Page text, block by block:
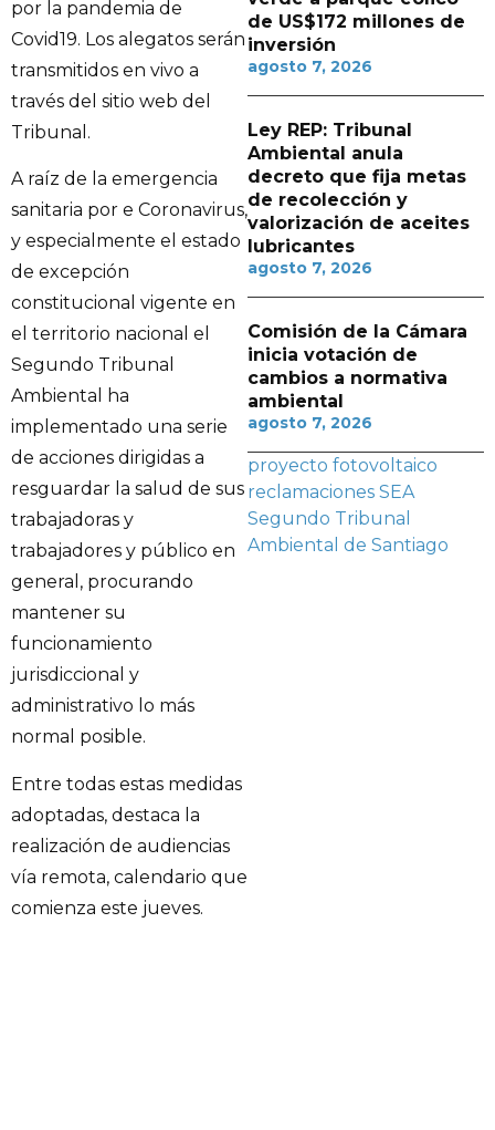
por la pandemia de
Covid19. Los alegatos serán
transmitidos en vivo a
través del sitio web del
Tribunal.
A raíz de la emergencia
sanitaria por e Coronavirus,
y especialmente el estado
de excepción
constitucional vigente en
el territorio nacional el
Segundo Tribunal
Ambiental ha
implementado una serie
de acciones dirigidas a
resguardar la salud de sus
trabajadoras y
trabajadores y público en
general, procurando
mantener su
funcionamiento
jurisdiccional y
administrativo lo más
normal posible.
Entre todas estas medidas
adoptadas, destaca la
realización de audiencias
vía remota, calendario que
comienza este jueves.
de US$172 millones de
inversión
agosto 7, 2026
Ley REP: Tribunal
Ambiental anula
decreto que fija metas
de recolección y
valorización de aceites
lubricantes
agosto 7, 2026
Comisión de la Cámara
inicia votación de
cambios a normativa
ambiental
agosto 7, 2026
proyecto fotovoltaico
reclamaciones SEA
Segundo Tribunal
Ambiental de Santiago